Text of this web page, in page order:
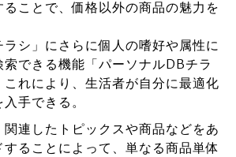
ことで、価格以外の商品の魅力を
シ」にさらに個人の嗜好や属性に
できる機能「パーソナルDBチラ
これにより、生活者が自分に最適化
手できる。
連したトピックスや商品などをあ
ることによって、単なる商品単体